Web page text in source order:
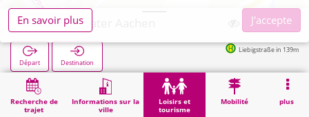
Recherche de
trajet
Informations sur la
ville
Loisirs et
tourisme
Mobilité plus
Das Da Theater Aachen
Départ Destination
Liebigstraße in 139m
Démarrage Loisirs et tourisme Das Da Theater Aachen
En savoir plus
J'accepte